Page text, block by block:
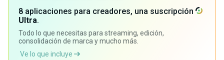
8 aplicaciones para creadores, una suscripción
Ultra.
Todo lo que necesitas para streaming, edición,
consolidación de marca y mucho más.
Ve lo que incluye